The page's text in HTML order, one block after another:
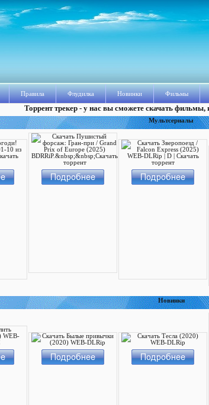
Правила Флудилка Новинки Фильмы
Торрент трекер - у нас вы сможете скачать
Мультсериалы
Новинки